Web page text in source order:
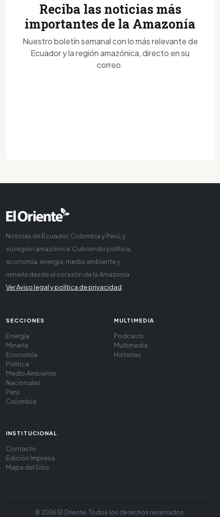
Reciba las noticias más
importantes de la Amazonía
Nuestro boletín semanal con lo más relevante de
Ecuador y la región amazónica, directo en su
correo.
Noticias de Ecuador, Colombia y Perú, y
su región amazónica. Cubriendo política,
economía, energía, medio ambiente y
minería desde el corazón de la Amazonía
Ver Aviso legal y política de privacidad
SECCIONES
Energía
Minería
Economía
Política
Medio Ambiente
Nacionales
Perú
Colombia
MULTIMEDIA
Podcasts
Multimedia
Historias
INSTITUCIONAL
Contacto
Edición Impresa
Mapa del Sitio
© 2026 El Oriente. Todos los derechos reservados.